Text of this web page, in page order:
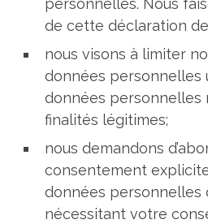
personnelles. Nous
de cette déclaration
nous visons à limiter
données personnelles
données personnelles
finalités légitimes;
nous demandons
consentement
données personnelles
nécessitant votre